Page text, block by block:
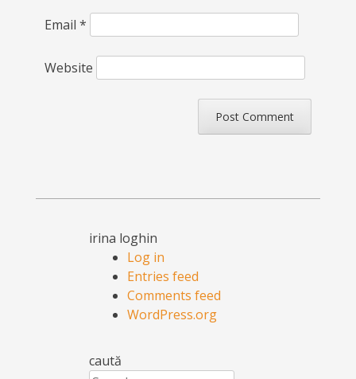
Email *
Website
irina loghin
Log in
Entries feed
Comments feed
WordPress.org
caută